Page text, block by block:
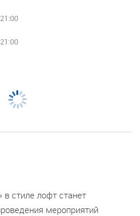
стиле лофт станет
мероприятий